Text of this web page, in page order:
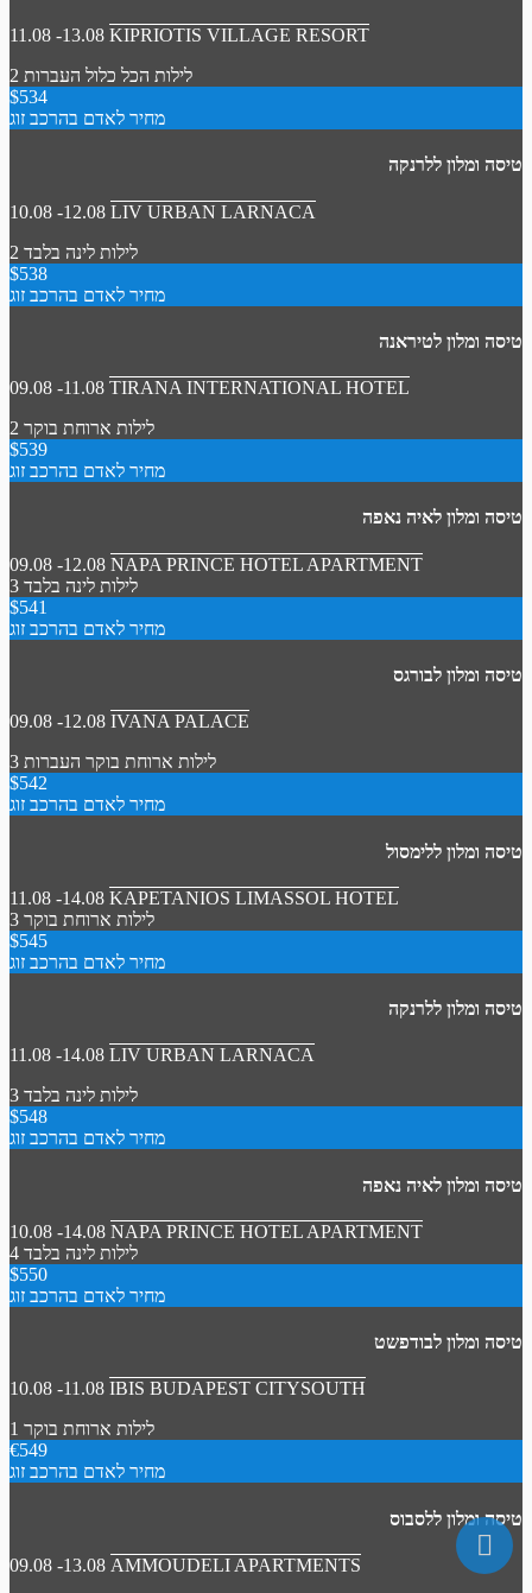
11.08 -13.08 KIPRIOTIS VILLAGE RESORT
2 לילות הכל כלול העברות
$534
מחיר לאדם בהרכב זוג
טיסה ומלון ללרנקה
10.08 -12.08 LIV URBAN LARNACA
2 לילות לינה בלבד
$538
מחיר לאדם בהרכב זוג
טיסה ומלון לטיראנה
09.08 -11.08 TIRANA INTERNATIONAL HOTEL
2 לילות ארוחת בוקר
$539
מחיר לאדם בהרכב זוג
טיסה ומלון לאיה נאפה
09.08 -12.08 NAPA PRINCE HOTEL APARTMENT
3 לילות לינה בלבד
$541
מחיר לאדם בהרכב זוג
טיסה ומלון לבורגס
09.08 -12.08 IVANA PALACE
3 לילות ארוחת בוקר העברות
$542
מחיר לאדם בהרכב זוג
טיסה ומלון ללימסול
11.08 -14.08 KAPETANIOS LIMASSOL HOTEL
3 לילות ארוחת בוקר
$545
מחיר לאדם בהרכב זוג
טיסה ומלון ללרנקה
11.08 -14.08 LIV URBAN LARNACA
3 לילות לינה בלבד
$548
מחיר לאדם בהרכב זוג
טיסה ומלון לאיה נאפה
10.08 -14.08 NAPA PRINCE HOTEL APARTMENT
4 לילות לינה בלבד
$550
מחיר לאדם בהרכב זוג
טיסה ומלון לבודפשט
10.08 -11.08 IBIS BUDAPEST CITYSOUTH
1 לילות ארוחת בוקר
€549
מחיר לאדם בהרכב זוג
טיסה ומלון ללסבוס
09.08 -13.08 AMMOUDELI APARTMENTS